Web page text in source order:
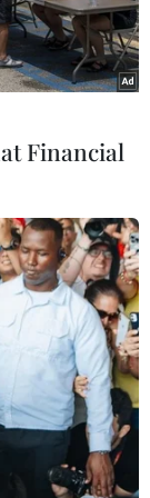
chấp Điếu
biển Nhật
sáng
Bản xung
(Bắc Kinh
Financial